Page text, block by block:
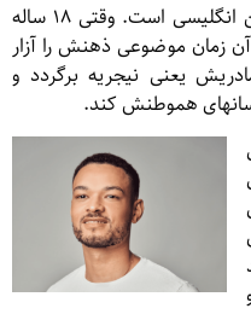
) یک کارآفرین انگلیسی است. وقتی ۱۸ ساله
زمان موضوعی ذهنش را آزار
یعنی نیجریه برگردد و
هموطنش کند.